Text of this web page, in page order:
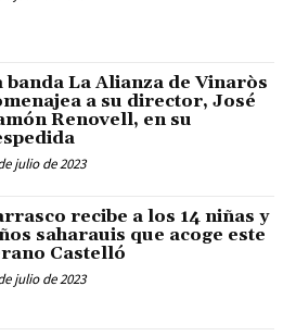
banda La Alianza de Vinaròs
a su director, José
Renovell, en su
julio de 2023
recibe a los 14 niñas y
saharauis que acoge este
Castelló
julio de 2023